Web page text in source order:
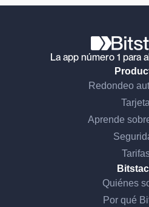
La app número 1 para
Redondeo
Tarjeta
Aprende
Quiénes
Por qué